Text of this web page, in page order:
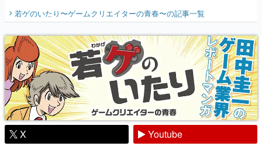
開く。業界の快男児・松山 洋に流れる血は
『少年ジャンプ』色だった【若ゲのいた
り】
若ゲのいたり〜ゲームクリエイターの青春〜の記事一覧
X
Youtube